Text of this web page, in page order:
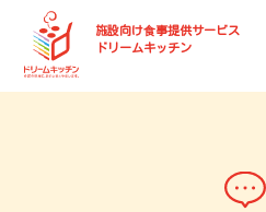
施設向け⾷事提供サービス
ドリームキッチン